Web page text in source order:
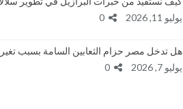
يوليو 11, 2026
هل تدخل مصر حزام الثعابين السامة بسبب تغير
يوليو 7, 2026